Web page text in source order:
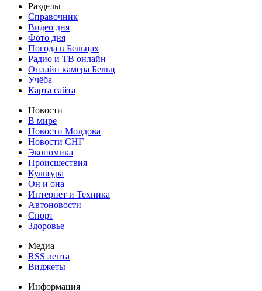
Разделы
Справочник
Видео дня
Фото дня
Погода в Бельцах
Радио и ТВ онлайн
Онлайн камера Бельц
Учёба
Карта сайта
Новости
В мире
Новости Молдова
Новости СНГ
Экономика
Происшествия
Культура
Он и она
Интернет и Техника
Автоновости
Спорт
Здоровье
Медиа
RSS лента
Виджеты
Информация